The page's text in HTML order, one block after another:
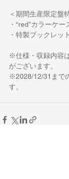
＜期間生産限定盤
・“red”カラーケー
・特製ブックレット
※仕様・収録内容
がございます。
※2028/12/31まで
す。